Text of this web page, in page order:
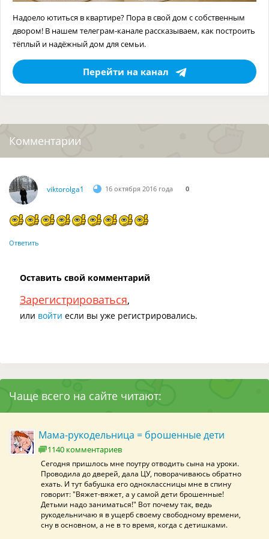
Надоело ютиться в квартире? Пора в свой дом с собственным
двором! В нашем телеграм-канале рассказываем, как построить
тёплый и надёжный дом для семьи.
Перейти на канал
Комментарии
viktorolga1 16 октября 2016 года 0
Ответить
Оставить свой комментарий
Зарегистрироваться,
или войти если вы уже регистрировались.
Чаще всего на сайте читают:
Мама-рукодельница = брошенные дети
1140 комментариев
Сегодня пришлось мне поутру отводить сына на уроки.
Проводила до дверей, дала ЦУ, поворачиваюсь обратно
ехать. И тут бабушка его одноклассницы мне в спину
говорит: "Вяжет-вяжет, а у самой дети брошенные!
Детьми надо заниматься!" Вот почему так, ведь
рукодельничаю я в ущерб своему свободному времени,
сну в основном, а не в то время, когда с детишками.